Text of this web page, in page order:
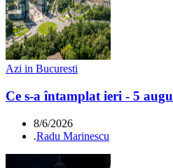
Azi in Bucuresti
Ce s-a întamplat ieri - 5
8/6/2026
.Radu Marinescu